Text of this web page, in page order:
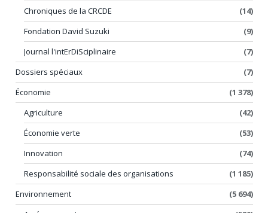
Chroniques de la CRCDE
(14)
Fondation David Suzuki
(9)
Journal l'intErDiSciplinaire
(7)
Dossiers spéciaux
(7)
Économie
(1 378)
Agriculture
(42)
Économie verte
(53)
Innovation
(74)
Responsabilité sociale des organisations
(1 185)
Environnement
(5 694)